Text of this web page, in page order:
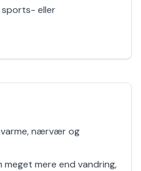
eller
nærvær og
meget mere end vandring,